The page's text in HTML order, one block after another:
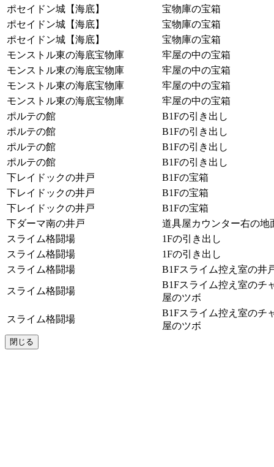
ポセイドン城【海底】
宝物庫の宝箱
ポセイドン城【海底】
宝物庫の宝箱
ポセイドン城【海底】
宝物庫の宝箱
モンストル東の海底宝物庫
牢屋の中の宝箱
モンストル東の海底宝物庫
牢屋の中の宝箱
モンストル東の海底宝物庫
牢屋の中の宝箱
モンストル東の海底宝物庫
牢屋の中の宝箱
ポルテの館
B1Fの引き出し
ポルテの館
B1Fの引き出し
ポルテの館
B1Fの引き出し
ポルテの館
B1Fの引き出し
下レイドックの井戸
B1Fの宝箱
下レイドックの井戸
B1Fの宝箱
下レイドックの井戸
B1Fの宝箱
下ダーマ南の井戸
道具屋カウンター右の地
スライム格闘場
1Fの引き出し
スライム格闘場
1Fの引き出し
スライム格闘場
B1Fスライム控え室の井
スライム格闘場
B1Fスライム控え室のチ
屋のツボ
スライム格闘場
B1Fスライム控え室のチ
屋のツボ
閉じる